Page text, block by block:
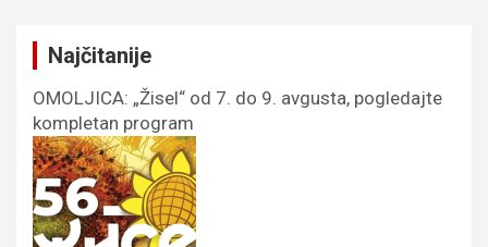
Najčitanije
OMOLJICA: „Žisel“ od 7. do 9. avgusta, pogledajte
kompletan program